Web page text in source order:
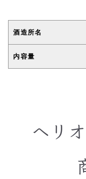
酒造所名
内容量
ヘリ